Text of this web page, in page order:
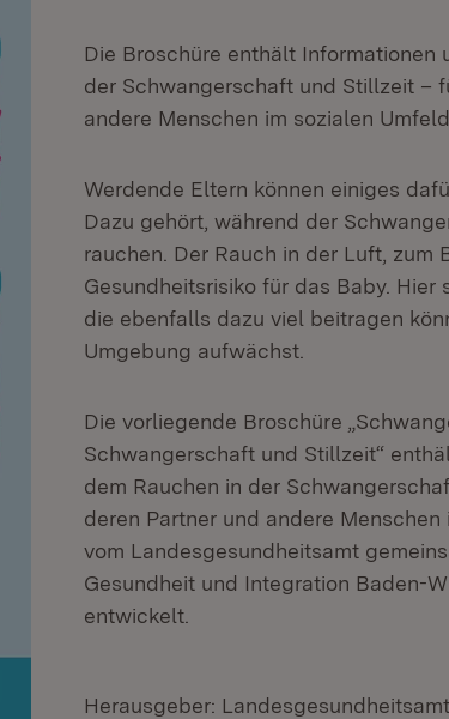
Die Broschüre enthält Informationen
der Schwangerschaft und Stillzeit –
andere Menschen im sozialen
Werdende Eltern können einiges
Dazu gehört, während der
rauchen. Der Rauch in der Luft, zum
Gesundheitsrisiko für das Baby.
die ebenfalls dazu viel beitragen
Umgebung aufwächst.
Die vorliegende Broschüre
Schwangerschaft und Stillzeit“
dem Rauchen in der
deren Partner und andere
vom Landesgesundheitsamt
Gesundheit und Integration Baden-
entwickelt.
Herausgeber: